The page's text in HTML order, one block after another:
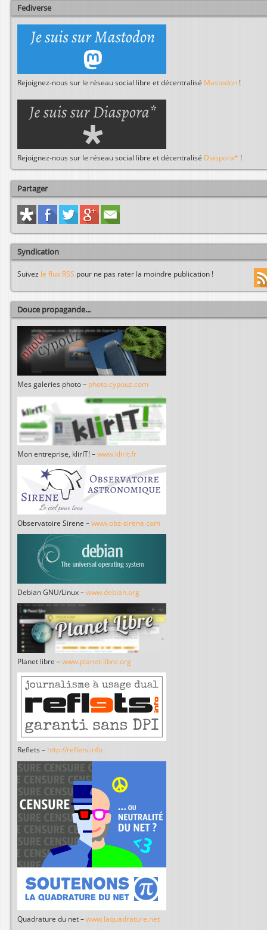
rFediverse
Rejoignez-nous sur le réseau social libre et décentralisé Mastodon !
Rejoignez-nous sur le réseau social libre et décentralisé Diaspora* !
Partager
Syndication
Suivez le flux RSS pour ne pas rater la moindre publication !
Douce propagande...
Mes galeries photo – photo.cypouz.com
Mon entreprise, klirIT! – www.klirit.fr
Observatoire Sirene – www.obs-sirene.com
Debian GNU/Linux – www.debian.org
Planet libre – www.planet-libre.org
Reflets – http://reflets.info
Quadrature du net – www.laquadrature.net